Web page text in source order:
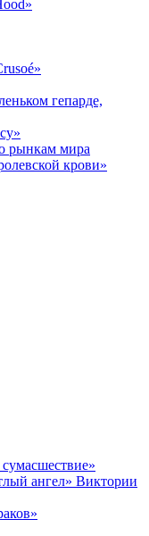
гепарде,
рынкам мира
крови»
ангел» Виктории